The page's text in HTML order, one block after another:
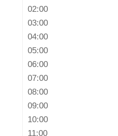
02:00
03:00
04:00
05:00
06:00
07:00
08:00
09:00
10:00
11:00